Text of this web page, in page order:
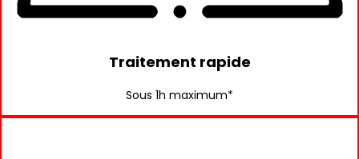
Traitement rapide
Sous 1h maximum*